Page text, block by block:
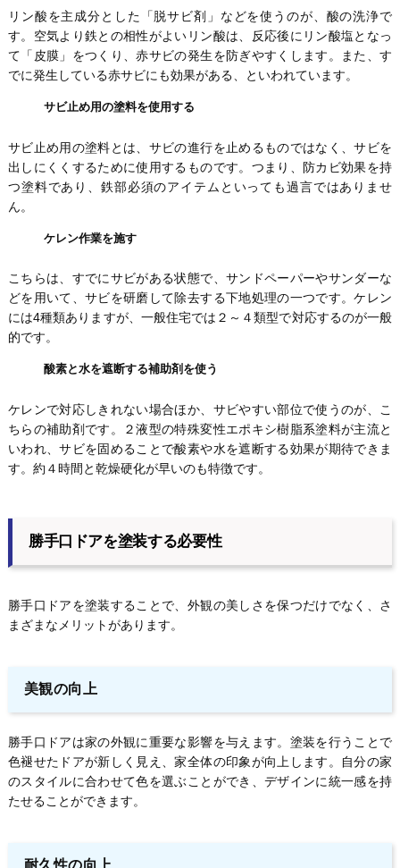
リン酸を主成分とした「脱サビ剤」などを使うのが、酸の洗浄で
す。空気より鉄との相性がよいリン酸は、反応後にリン酸塩となっ
て「皮膜」をつくり、赤サビの発生を防ぎやすくします。また、す
でに発生している赤サビにも効果がある、といわれています。
サビ止め用の塗料を使用する
サビ止め用の塗料とは、サビの進行を止めるものではなく、サビを
出しにくくするために使用するものです。つまり、防カビ効果を持
つ塗料であり、鉄部必須のアイテムといっても過言ではありませ
ん。
ケレン作業を施す
こちらは、すでにサビがある状態で、サンドペーパーやサンダーな
どを用いて、サビを研磨して除去する下地処理の一つです。ケレン
には4種類ありますが、一般住宅では２～４類型で対応するのが一般
的です。
酸素と水を遮断する補助剤を使う
ケレンで対応しきれない場合ほか、サビやすい部位で使うのが、こ
ちらの補助剤です。２液型の特殊変性エポキシ樹脂系塗料が主流と
いわれ、サビを固めることで酸素や水を遮断する効果が期待できま
す。約４時間と乾燥硬化が早いのも特徴です。
勝手口ドアを塗装する必要性
勝手口ドアを塗装することで、外観の美しさを保つだけでなく、さ
まざまなメリットがあります。
美観の向上
勝手口ドアは家の外観に重要な影響を与えます。塗装を行うことで
色褪せたドアが新しく見え、家全体の印象が向上します。自分の家
のスタイルに合わせて色を選ぶことができ、デザインに統一感を持
たせることができます。